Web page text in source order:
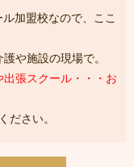
加盟校なので、ここ
や施設の現場で。
張スクール・・・お
ださい。